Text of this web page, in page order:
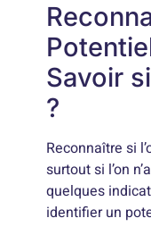
Savoir
?
Reconnaître si
surtout si l’on
quelques
identifier un